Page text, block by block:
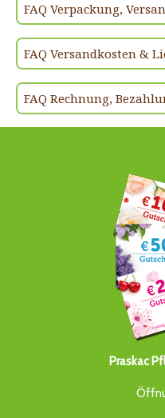
FAQ Verpackung,
FAQ Versandkosten &
FAQ Rechnung,
Praskac